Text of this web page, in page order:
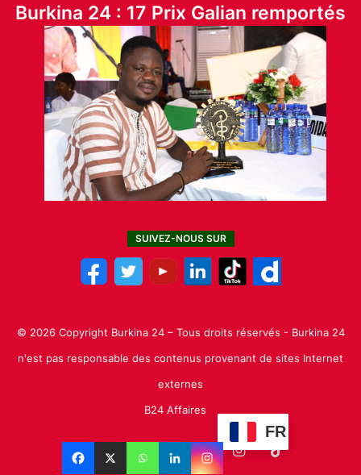
Burkina 24 : 17 Prix Galian remportés
SUIVEZ-NOUS SUR
© 2026 Copyright Burkina 24 – Tous droits réservés - Burkina 24
n'est pas responsable des contenus provenant de sites Internet
externes
B24 Affaires
FR
Facebook LinkedinYouTubeInstagram
TikTok